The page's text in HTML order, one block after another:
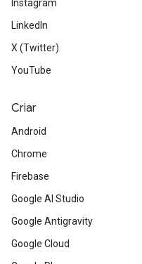
Instagram
LinkedIn
X (Twitter)
YouTube
Criar
Android
Chrome
Firebase
Google AI Studio
Google Antigravity
Google Cloud